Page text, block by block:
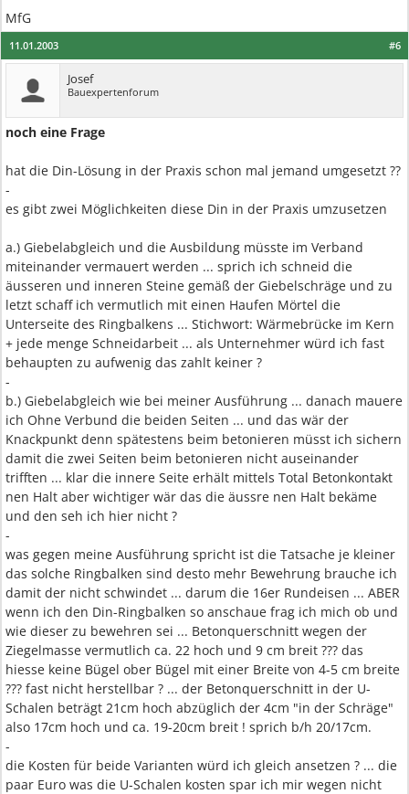
MfG
#6
11.01.2003
Josef
Bauexpertenforum
noch eine Frage
hat die Din-Lösung in der Praxis schon mal jemand umgesetzt ??
-
es gibt zwei Möglichkeiten diese Din in der Praxis umzusetzen
a.) Giebelabgleich und die Ausbildung müsste im Verband
miteinander vermauert werden ... sprich ich schneid die
äusseren und inneren Steine gemäß der Giebelschräge und zu
letzt schaff ich vermutlich mit einen Haufen Mörtel die
Unterseite des Ringbalkens ... Stichwort: Wärmebrücke im Kern
+ jede menge Schneidarbeit ... als Unternehmer würd ich fast
behaupten zu aufwenig das zahlt keiner ?
-
b.) Giebelabgleich wie bei meiner Ausführung ... danach mauere
ich Ohne Verbund die beiden Seiten ... und das wär der
Knackpunkt denn spätestens beim betonieren müsst ich sichern
damit die zwei Seiten beim betonieren nicht auseinander
trifften ... klar die innere Seite erhält mittels Total Betonkontakt
nen Halt aber wichtiger wär das die äussre nen Halt bekäme
und den seh ich hier nicht ?
-
was gegen meine Ausführung spricht ist die Tatsache je kleiner
das solche Ringbalken sind desto mehr Bewehrung brauche ich
damit der nicht schwindet ... darum die 16er Rundeisen ... ABER
wenn ich den Din-Ringbalken so anschaue frag ich mich ob und
wie dieser zu bewehren sei ... Betonquerschnitt wegen der
Ziegelmasse vermutlich ca. 22 hoch und 9 cm breit ??? das
hiesse keine Bügel ober Bügel mit einer Breite von 4-5 cm breite
??? fast nicht herstellbar ? ... der Betonquerschnitt in der U-
Schalen beträgt 21cm hoch abzüglich der 4cm "in der Schräge"
also 17cm hoch und ca. 19-20cm breit ! sprich b/h 20/17cm.
-
die Kosten für beide Varianten würd ich gleich ansetzen ? ... die
paar Euro was die U-Schalen kosten spar ich mir wegen nicht